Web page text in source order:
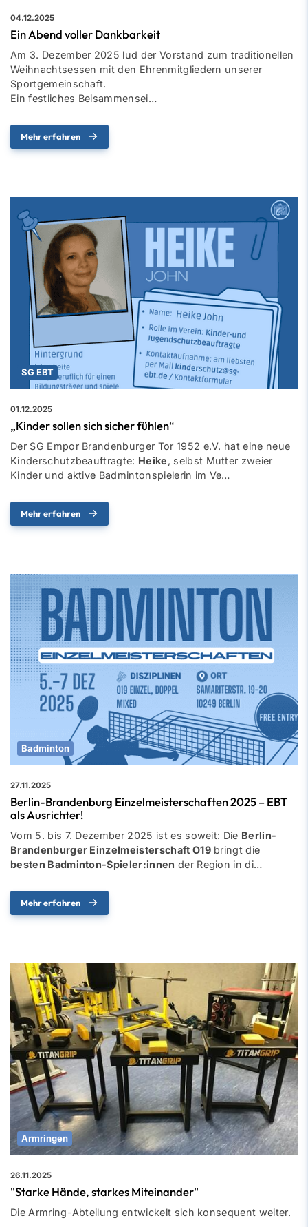
04.12.2025
Ein Abend voller Dankbarkeit
Am 3. Dezember 2025 lud der Vorstand zum traditionellen
Weihnachtsessen mit den Ehrenmitgliedern unserer
Sportgemeinschaft.
Ein festliches Beisammensei…
Mehr erfahren
SG EBT
01.12.2025
„Kinder sollen sich sicher fühlen“
Der SG Empor Brandenburger Tor 1952 e.V. hat eine neue
Kinderschutzbeauftragte: Heike, selbst Mutter zweier
Kinder und aktive Badmintonspielerin im Ve…
Mehr erfahren
Badminton
27.11.2025
Berlin-Brandenburg Einzelmeisterschaften 2025 – EBT
als Ausrichter!
Vom 5. bis 7. Dezember 2025 ist es soweit: Die Berlin-
Brandenburger Einzelmeisterschaft O19bringt die
besten Badminton-Spieler:innen der Region in di…
Mehr erfahren
Armringen
26.11.2025
"Starke Hände, starkes Miteinander"
Die Armring-Abteilung entwickelt sich konsequent weiter.